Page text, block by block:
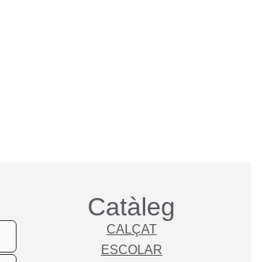
Catàleg
CALÇAT
ESCOLAR